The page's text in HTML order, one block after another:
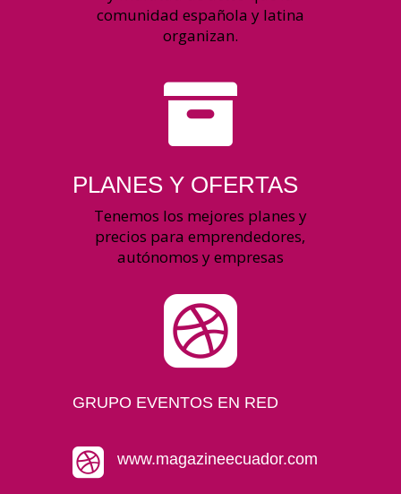
comunidad española y latina
organizan.

PLANES Y OFERTAS
Tenemos los mejores planes y
precios para emprendedores,
autónomos y empresas

GRUPO EVENTOS EN RED
 www.magazineecuador.com